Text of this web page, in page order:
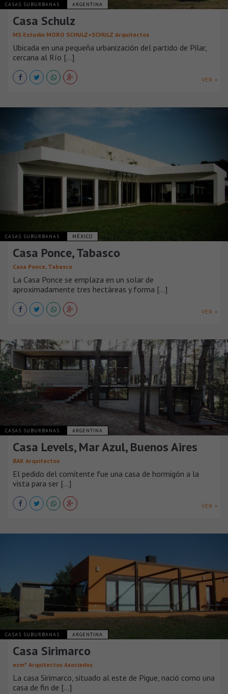
CASAS SUBURBANAS ARGENTINA
Casa Schulz
MS Estudio MORO SCHULZ+SCHULZ Arquitectos
Ubicada en una pequeña urbanización del partido de Pilar,
cercana al Río [...]
VER +
CASAS SUBURBANAS MÉXICO
Casa Ponce, Tabasco
Casa Ponce, Tabasco
La Casa Ponce se emplaza en un solar de
aproximadamente tres hectáreas y forma [...]
VER +
CASAS SUBURBANAS ARGENTINA
Casa Levels, Mar Azul, Buenos Aires
BAK Arquitectos
El pedido del comitente fue una casa de hormigón a la
vista para ser [...]
VER +
CASAS SUBURBANAS ARGENTINA
Casa Sirimarco
ecm* Arquitectos Asociados
La casa Sirimarco, situado al este de Pigue, nació como una
casa de fin de [...]